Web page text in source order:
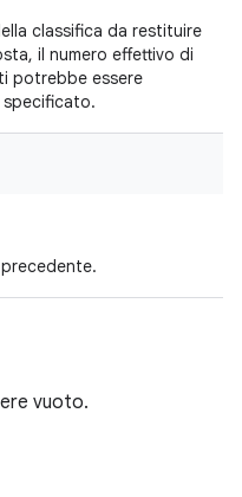
classifica da restituire
il numero effettivo di
potrebbe essere
specificato.
vuoto.